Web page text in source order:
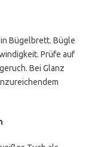
Bügelbrett. Bügle
Prüfe auf
Bei Glanz